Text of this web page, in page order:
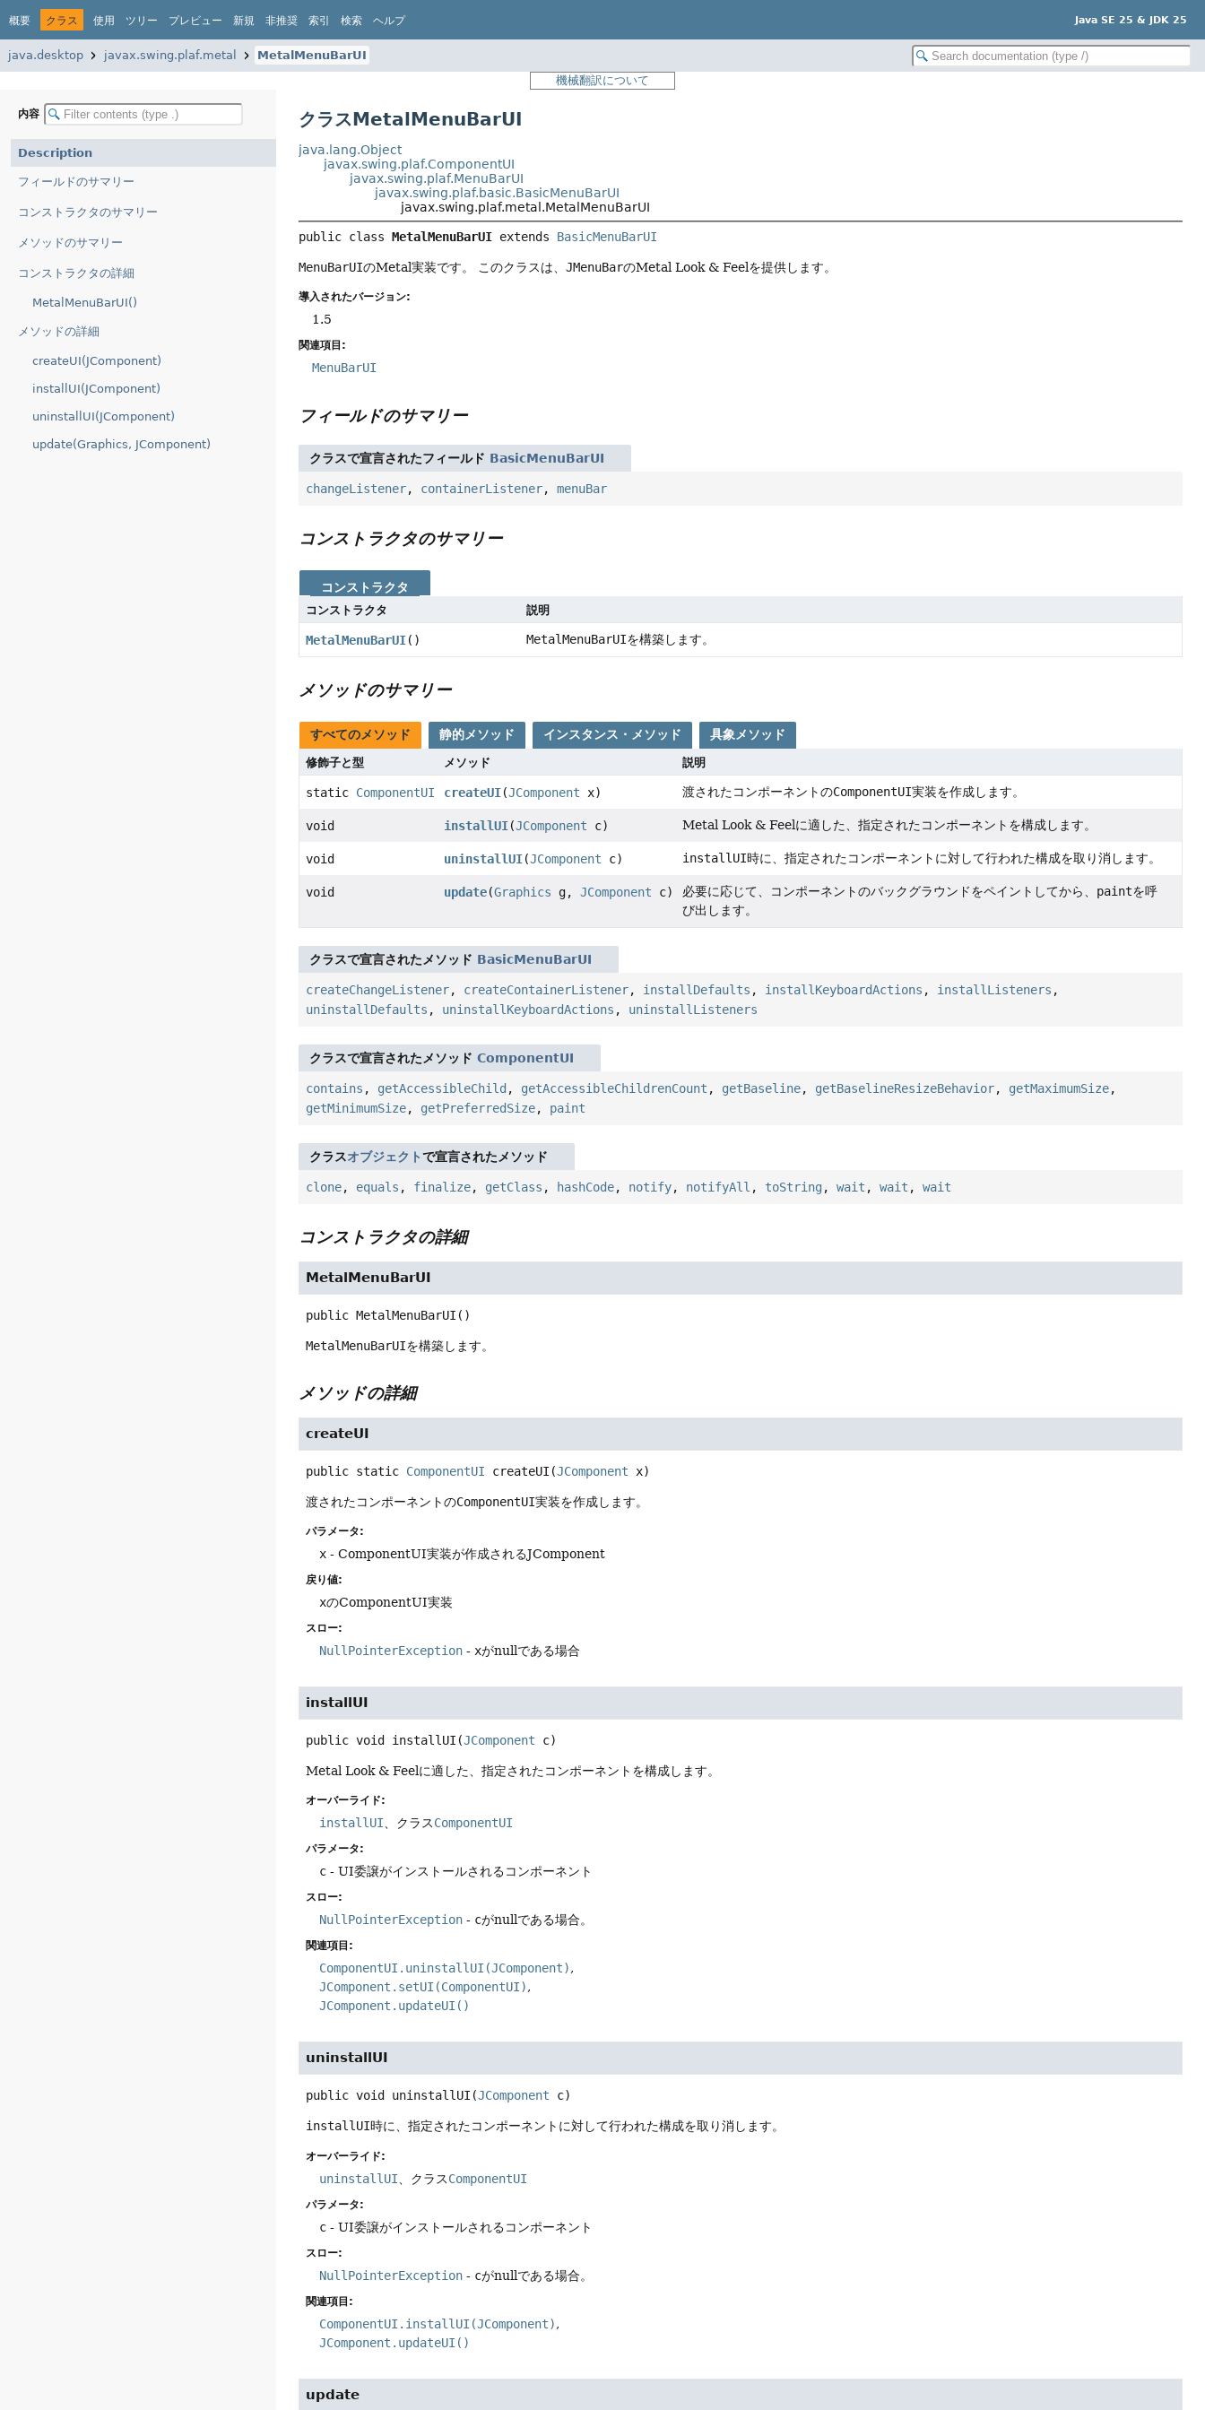
概要 クラス 使用 ツリー プレビュー 新規 非推奨 索引 検索 ヘルプ Java SE 25 & JDK 25
java.desktop javax.swing.plaf.metal
MetalMenuBarUI
機械翻訳について
内容
Description
フィールドのサマリー
コンストラクタのサマリー
メソッドのサマリー
コンストラクタの詳細
MetalMenuBarUI()
メソッドの詳細
createUI(JComponent)
installUI(JComponent)
uninstallUI(JComponent)
update(Graphics, JComponent)
クラスMetalMenuBarUI
java.lang.Object
javax.swing.plaf.ComponentUI
javax.swing.plaf.MenuBarUI
javax.swing.plaf.basic.BasicMenuBarUI
javax.swing.plaf.metal.MetalMenuBarUI
public class MetalMenuBarUI extends BasicMenuBarUI
MenuBarUIのMetal実装です。 このクラスは、JMenuBarのMetal Look & Feelを提供します。
導入されたバージョン:
1.5
関連項目:
MenuBarUI
フィールドのサマリー
クラスで宣言されたフィールド BasicMenuBarUI
changeListener, containerListener,menuBar
コンストラクタのサマリー
コンストラクタ
コンストラクタ 説明
MetalMenuBarUI() MetalMenuBarUIを構築します。
メソッドのサマリー
すべてのメソッド 静的メソッド インスタンス・メソッド 具象メソッド
修飾子と型 メソッド 説明
static ComponentUI createUI(JComponent x) 渡されたコンポーネントのComponentUI実装を作成します。
void installUI(JComponent c) Metal Look & Feelに適した、指定されたコンポーネントを構成します。
void uninstallUI(JComponent c) installUI時に、指定されたコンポーネントに対して行われた構成を取り消します。
void update(Graphics g,JComponent c) 必要に応じて、コンポーネントのバックグラウンドをペイントしてから、 paintを呼
び出します。
クラスで宣言されたメソッド BasicMenuBarUI
createChangeListener, createContainerListener, installDefaults , installKeyboardActions , installListeners ,
uninstallDefaults , uninstallKeyboardActions , uninstallListeners
クラスで宣言されたメソッドComponentUI
contains , getAccessibleChild , getAccessibleChildrenCount , getBaseline, getBaselineResizeBehavior, getMaximumSize,
getMinimumSize, getPreferredSize, paint
クラスオブジェクトで宣言されたメソッド
clone, equals , finalize, getClass , hashCode, notify, notifyAll , toString ,wait ,wait ,wait
コンストラクタの詳細
MetalMenuBarUI
public MetalMenuBarUI ()
MetalMenuBarUIを構築します。
メソッドの詳細
createUI
public static ComponentUI createUI (JComponent x)
渡されたコンポーネントのComponentUI実装を作成します。
パラメータ:
x - ComponentUI実装が作成されるJComponent
戻り値:
xのComponentUI実装
スロー:
NullPointerException - xがnullである場合
installUI
public void installUI (JComponent c)
Metal Look & Feelに適した、指定されたコンポーネントを構成します。
オーバーライド:
installUI 、クラスComponentUI
パラメータ:
c - UI委譲がインストールされるコンポーネント
スロー:
NullPointerException - cがnullである場合。
関連項目:
ComponentUI.uninstallUI(JComponent)
JComponent.setUI(ComponentUI)
JComponent.updateUI()
uninstallUI
public void uninstallUI (JComponent c)
installUI時に、指定されたコンポーネントに対して行われた構成を取り消します。
オーバーライド:
uninstallUI 、クラスComponentUI
パラメータ:
c - UI委譲がインストールされるコンポーネント
スロー:
NullPointerException - cがnullである場合。
関連項目:
ComponentUI.installUI(JComponent)
JComponent.updateUI()
update